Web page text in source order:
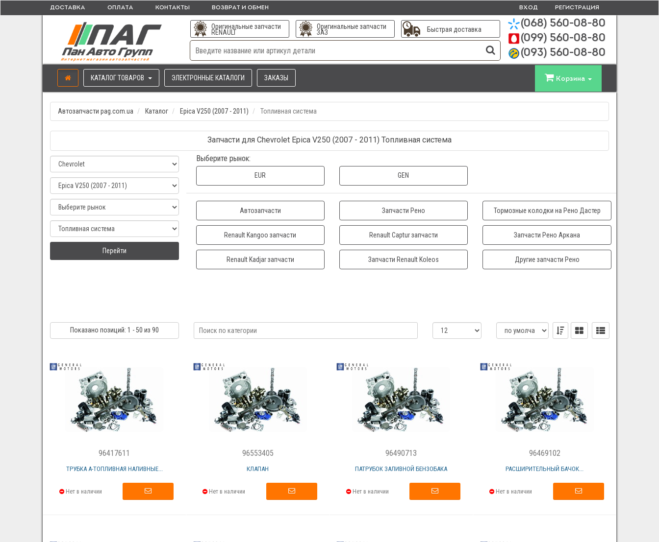
ДОСТАВКА ОПЛАТА КОНТАКТЫ ВОЗВРАТ И ОБМЕН ВХОД РЕГИСТРАЦИЯ
Оригинальные запчасти
RENAULT
Оригинальные запчасти
ЗАЗ Быстрая доставка (068) 560-08-80
(099) 560-08-80
(093) 560-08-80
КАТАЛОГ ТОВАРОВ ЭЛЕКТРОННЫЕ КАТАЛОГИ ЗАКАЗЫ Корзина
Автозапчасти pag.com.ua Каталог Epica V250 (2007 - 2011) Топливная система
Запчасти для Chevrolet Epica V250 (2007 - 2011) Топливная система
Перейти
Выберите рынок:
EUR GEN
Автозапчасти Запчасти Рено Тормозные колодки на Рено Дастер
Renault Kangoo запчасти Renault Captur запчасти Запчасти Рено Аркана
Renault Kadjar запчасти Запчасти Renault Koleos Другие запчасти Рено
Показано позиций: 1 - 50 из 90
96417611
ТРУБКА А-ТОПЛИВНАЯ НАЛИВНЫЕ...
Нет в наличии
96553405
КЛАПАН
Нет в наличии
96490713
ПАТРУБОК ЗАЛИВНОЙ БЕНЗОБАКА
Нет в наличии
96469102
РАСШИРИТЕЛЬНЫЙ БАЧОК...
Нет в наличии